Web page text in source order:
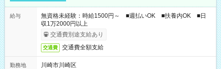
給与
無資格未経験：時給1500円～ ■週払いOK ■扶養内OK ■日
収1万2000円以上
交通費別途支給あり
交通費 交通費全額支給
勤務地
川崎市川崎区